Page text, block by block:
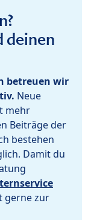
deinen
betreuen wir
Neue
mehr
Beiträge der
bestehen
Damit du
gerne zur